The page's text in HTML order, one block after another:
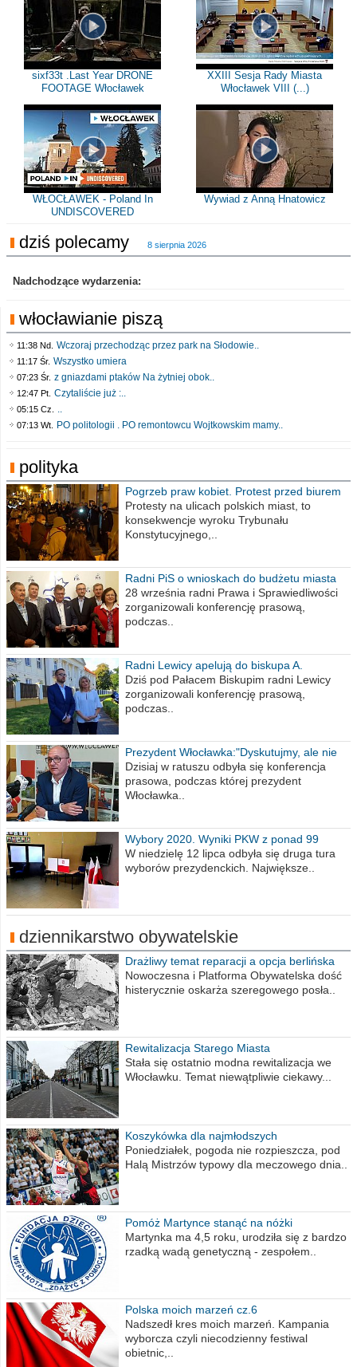
sixf33t .Last Year DRONE
FOOTAGE Włocławek
XXIII Sesja Rady Miasta
Włocławek VIII (...)
WŁOCŁAWEK - Poland In
UNDISCOVERED
Wywiad z Anną Hnatowicz
dziś polecamy 8 sierpnia 2026
Nadchodzące wydarzenia:
włocławianie piszą
11:38 Nd. Wczoraj przechodząc przez park na Słodowie..
11:17 Śr. Wszystko umiera
07:23 Śr. z gniazdami ptaków Na żytniej obok..
12:47 Pt. Czytaliście już :..
05:15 Cz. ..
07:13 Wt. PO politologii . PO remontowcu Wojtkowskim mamy..
polityka
Pogrzeb praw kobiet. Protest przed biurem
poselskim PiS
Protesty na ulicach polskich miast, to
konsekwencje wyroku Trybunału
Konstytucyjnego,..
Radni PiS o wnioskach do budżetu miasta
na 2021 rok
28 września radni Prawa i Sprawiedliwości
zorganizowali konferencję prasową,
podczas..
Radni Lewicy apelują do biskupa A.
Wiesława Meringa
Dziś pod Pałacem Biskupim radni Lewicy
zorganizowali konferencję prasową,
podczas..
Prezydent Włocławka:"Dyskutujmy, ale nie
obrażajmy się”
Dzisiaj w ratuszu odbyła się konferencja
prasowa, podczas której prezydent
Włocławka..
Wybory 2020. Wyniki PKW z ponad 99
procent obwodów
W niedzielę 12 lipca odbyła się druga tura
wyborów prezydenckich. Największe..
dziennikarstwo obywatelskie
Drażliwy temat reparacji a opcja berlińska
Nowoczesna i Platforma Obywatelska dość
histerycznie oskarża szeregowego posła..
Rewitalizacja Starego Miasta
Stała się ostatnio modna rewitalizacja we
Włocławku. Temat niewątpliwie ciekawy...
Koszykówka dla najmłodszych
Poniedziałek, pogoda nie rozpieszcza, pod
Halą Mistrzów typowy dla meczowego dnia..
Pomóż Martynce stanąć na nóżki
Martynka ma 4,5 roku, urodziła się z bardzo
rzadką wadą genetyczną - zespołem..
Polska moich marzeń cz.6
Nadszedł kres moich marzeń. Kampania
wyborcza czyli niecodzienny festiwal
obietnic,..